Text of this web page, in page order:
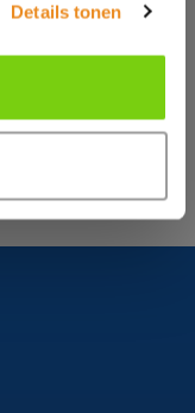
Details tonen